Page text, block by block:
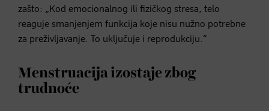
zašto: „Kod emocionalnog ili fizičkog stresa, telo
reaguje smanjenjem funkcija koje nisu nužno potrebne
za preživljavanje. To uključuje i reprodukciju.“
Menstruacija izostaje zbog
trudnoće